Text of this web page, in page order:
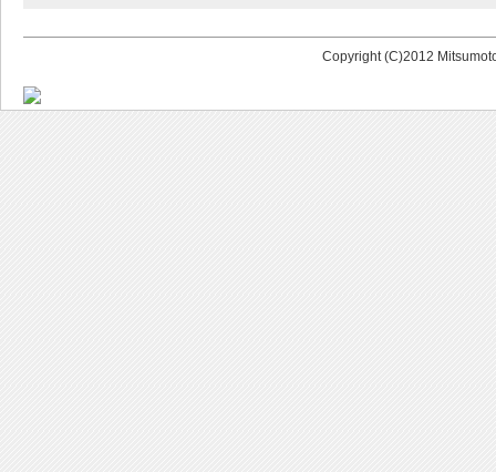
Copyright (C)2012